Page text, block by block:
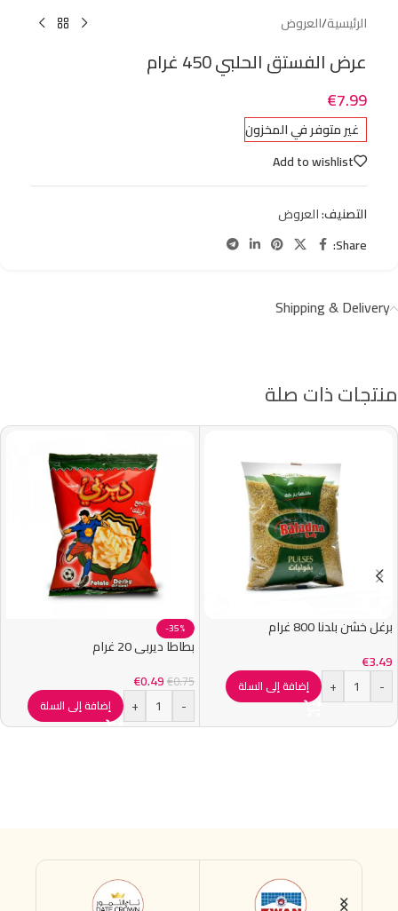
الرئيسية/العروض
عرض الفستق الحلبي 450 غرام
€7.99
غير متوفر في المخزون
Add to wishlist
التصنيف:العروض
Share:
Shipping & Delivery
منتجات ذات صلة
برغل خشن بلدنا 800 غرام
€3.49
-
+ إضافة إلى السلة
-35%
بطاطا ديربي 20 غرام
€0.75
€0.49
-
+ إضافة إلى السلة